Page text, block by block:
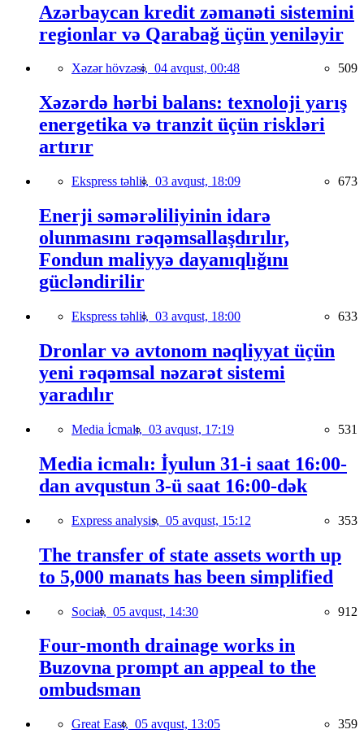
Azərbaycan kredit zəmanəti sistemini
regionlar və Qarabağ üçün yeniləyir
Xəzər hövzəsi, 04 avqust, 00:48 509
Xəzərdə hərbi balans: texnoloji yarış
energetika və tranzit üçün riskləri
artırır
Ekspress təhlil, 03 avqust, 18:09 673
Enerji səmərəliliyinin idarə
olunmasını rəqəmsallaşdırılır,
Fondun maliyyə dayanıqlığını
gücləndirilir
Ekspress təhlil, 03 avqust, 18:00 633
Dronlar və avtonom nəqliyyat üçün
yeni rəqəmsal nəzarət sistemi
yaradılır
Media İcmalı, 03 avqust, 17:19 531
Media icmalı: İyulun 31-i saat 16:00-
dan avqustun 3-ü saat 16:00-dək
Express analysis, 05 avqust, 15:12 353
The transfer of state assets worth up
to 5,000 manats has been simplified
Social, 05 avqust, 14:30 912
Four-month drainage works in
Buzovna prompt an appeal to the
ombudsman
Great East, 05 avqust, 13:05 359